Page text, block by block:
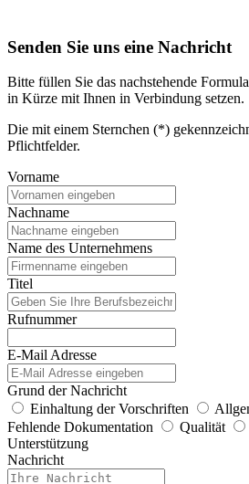
Senden Sie uns eine Nachricht
Bitte füllen Sie das nachstehende
in Kürze mit Ihnen in Verbindung setzen.
Die mit einem Sternchen (*)
Pflichtfelder.
Vorname
Nachname
Name des Unternehmens
Titel
Rufnummer
E-Mail Adresse
Grund der Nachricht
Einhaltung der Vorschriften
Fehlende Dokumentation
Qualität
Unterstützung
Nachricht